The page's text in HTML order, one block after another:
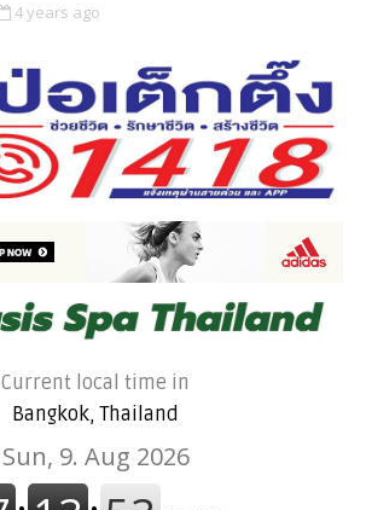
4 years ago
Current local time in
Bangkok, Thailand